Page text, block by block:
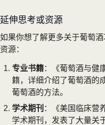
延伸思考或资源
如果你想了解更多关于葡萄
资源：
专业书籍：《葡萄酒与健
籍，详细介绍了葡萄酒的
葡萄酒的方法。
学术期刊 ：《美国临床营
学术期刊，发表了大量关